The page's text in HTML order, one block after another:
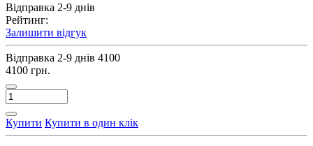
Відправка 2-9 днів
Рейтинг:
Залишити відгук
Відправка 2-9 днів 4100
4100 грн.
Купити Купити в один клік